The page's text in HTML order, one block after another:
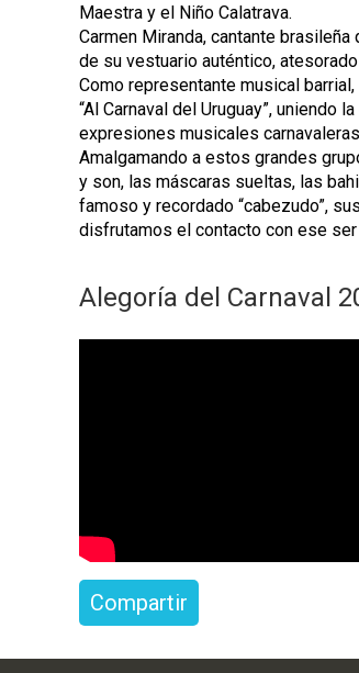
Maestra y el Niño Calatrava.
Carmen Miranda, cantante
de su vestuario auténtico,
Como representante musical
“Al Carnaval del Uruguay”, uniendo
expresiones musicales
Amalgamando a estos grandes
y son, las máscaras sueltas, las
famoso y recordado “cabezudo”,
disfrutamos el contacto con ese
Alegoría del Carnaval
Í
A
2Compartir